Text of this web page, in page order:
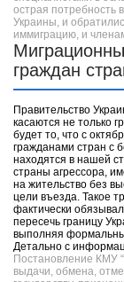
острая потребность
Украины, и
иммиграцию, и
граждан
Правительство
касаются не только
будет то, что с
гражданами стран с
находятся в нашей
страны агрессора,
на жительство без
цели въезда. Такое
фактически
пересечь границу
выполняя
Детально с
Постановление КМУ
выдачи, обмена,